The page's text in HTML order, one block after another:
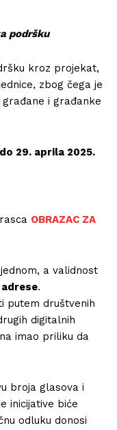
podršku
kroz projekat,
zbog čega je
i građanke
29. aprila 2025.
OBRAZAC ZA
a validnost
.
putem društvenih
digitalnih
imao priliku da
broja glasova i
inicijative biće
odluku donosi